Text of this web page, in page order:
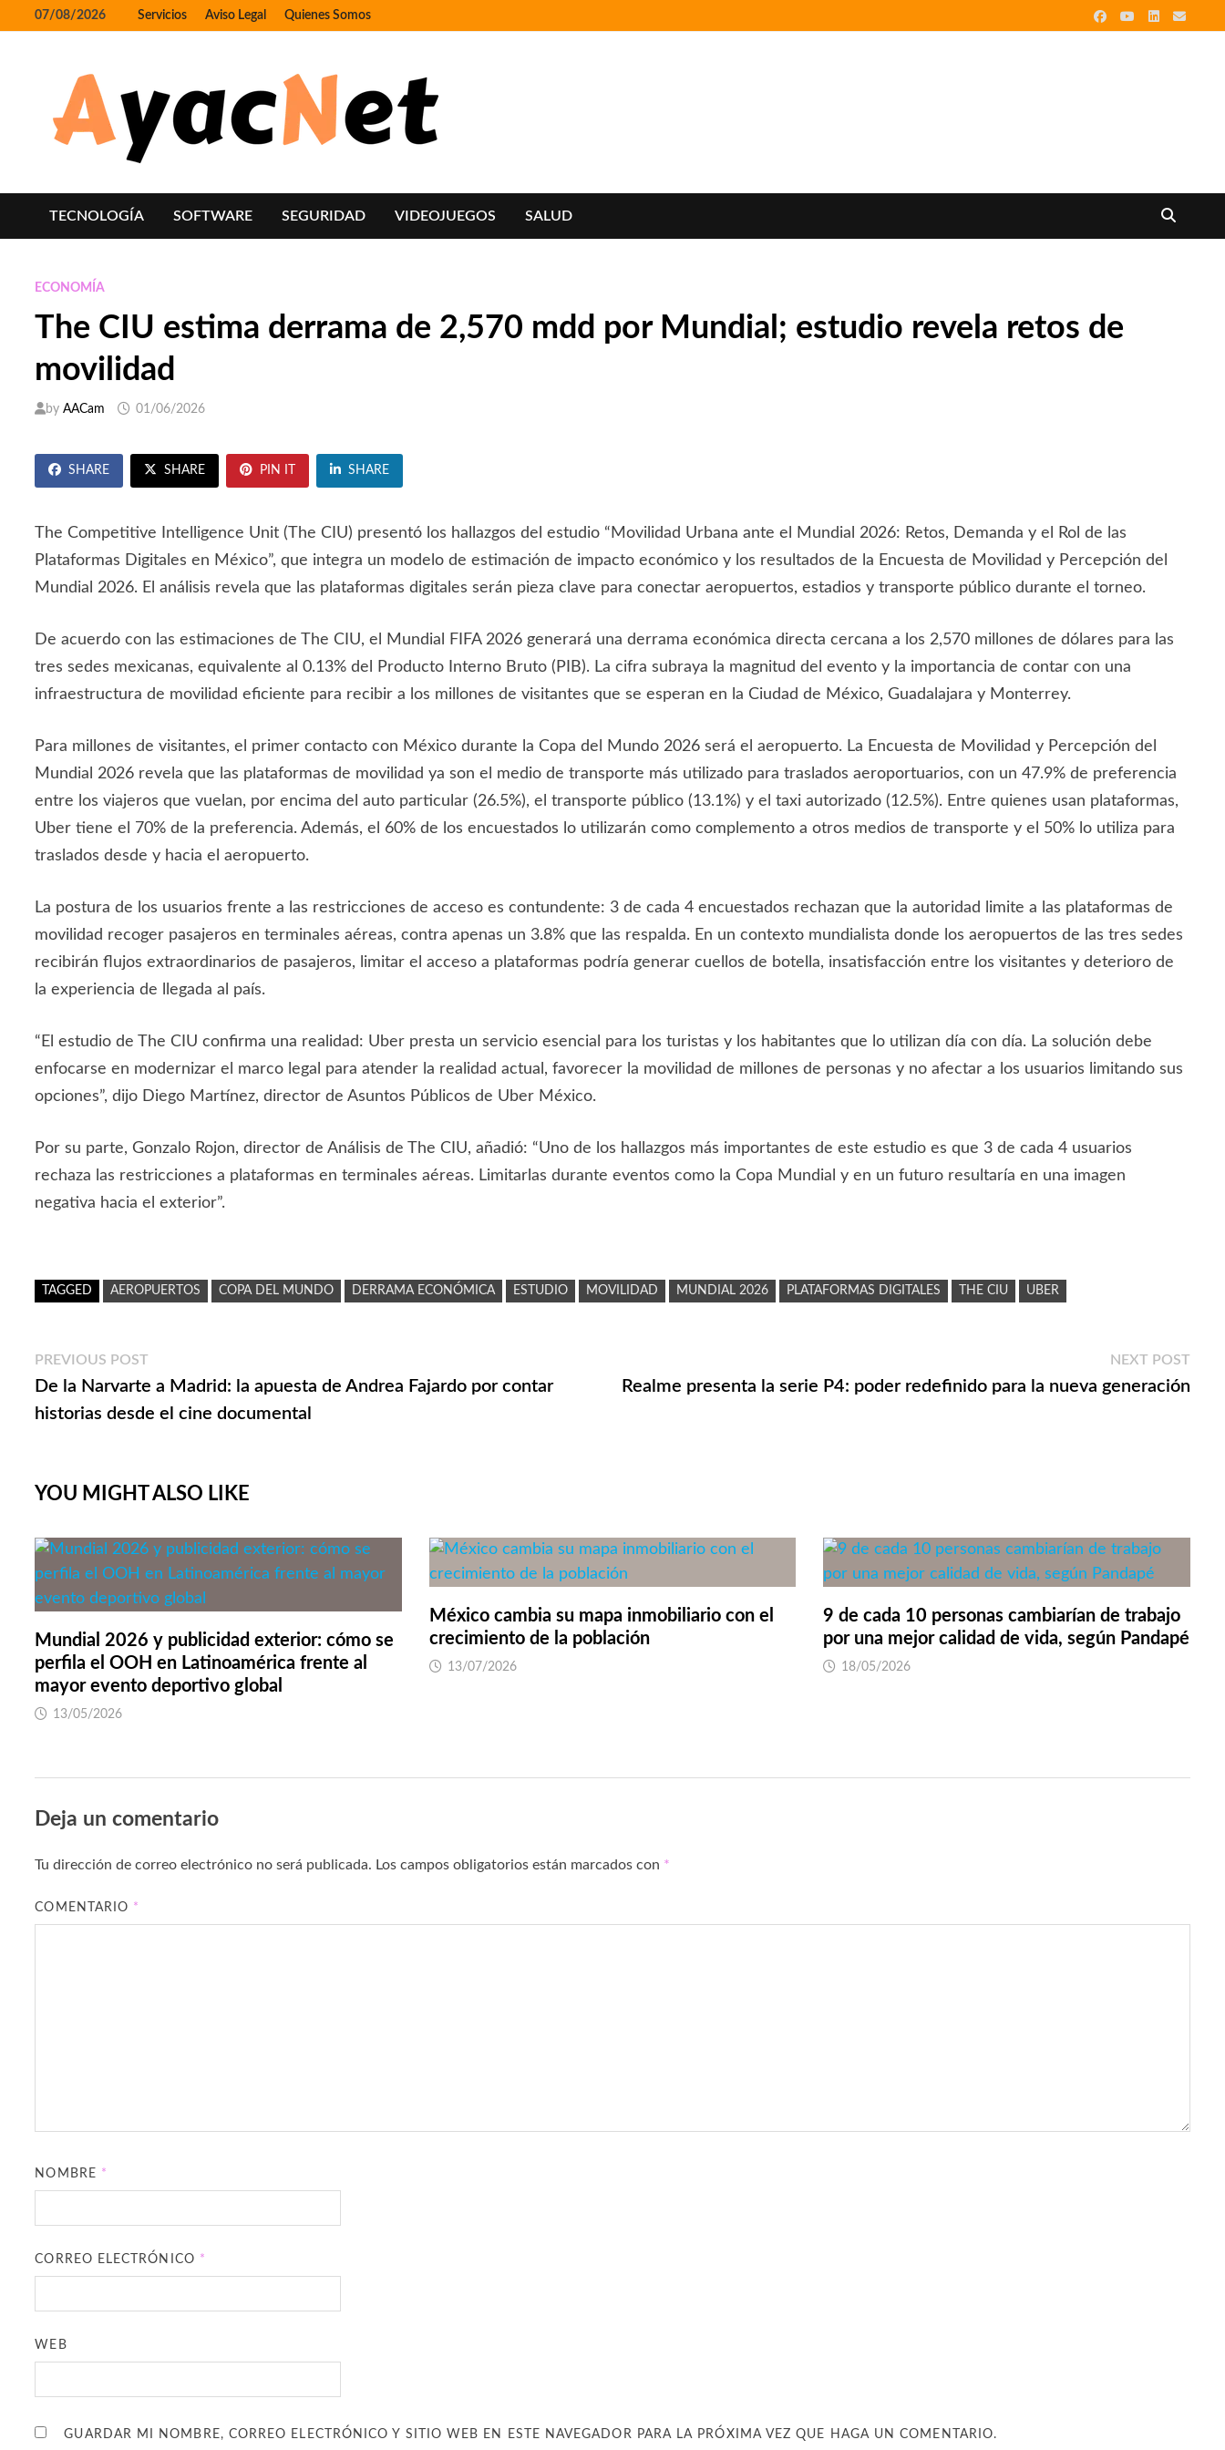
to
07/08/2026 Servicios Aviso Legal Quienes Somos
TECNOLOGÍA SOFTWARE SEGURIDAD VIDEOJUEGOS SALUD
ECONOMÍA
The CIU estima derrama de 2,570 mdd por Mundial; estudio revela retos de
movilidad
byAACam 01/06/2026
SHARE SHARE PIN IT SHARE
The Competitive Intelligence Unit (The CIU) presentó los hallazgos del estudio “Movilidad Urbana ante el Mundial 2026: Retos, Demanda y el Rol de las
Plataformas Digitales en México”, que integra un modelo de estimación de impacto económico y los resultados de la Encuesta de Movilidad y Percepción del
Mundial 2026. El análisis revela que las plataformas digitales serán pieza clave para conectar aeropuertos, estadios y transporte público durante el torneo.
De acuerdo con las estimaciones de The CIU, el Mundial FIFA 2026 generará una derrama económica directa cercana a los 2,570 millones de dólares para las
tres sedes mexicanas, equivalente al 0.13% del Producto Interno Bruto (PIB). La cifra subraya la magnitud del evento y la importancia de contar con una
infraestructura de movilidad eficiente para recibir a los millones de visitantes que se esperan en la Ciudad de México, Guadalajara y Monterrey.
Para millones de visitantes, el primer contacto con México durante la Copa del Mundo 2026 será el aeropuerto. La Encuesta de Movilidad y Percepción del
Mundial 2026 revela que las plataformas de movilidad ya son el medio de transporte más utilizado para traslados aeroportuarios, con un 47.9% de preferencia
entre los viajeros que vuelan, por encima del auto particular (26.5%), el transporte público (13.1%) y el taxi autorizado (12.5%). Entre quienes usan plataformas,
Uber tiene el 70% de la preferencia. Además, el 60% de los encuestados lo utilizarán como complemento a otros medios de transporte y el 50% lo utiliza para
traslados desde y hacia el aeropuerto.
La postura de los usuarios frente a las restricciones de acceso es contundente: 3 de cada 4 encuestados rechazan que la autoridad limite a las plataformas de
movilidad recoger pasajeros en terminales aéreas, contra apenas un 3.8% que las respalda. En un contexto mundialista donde los aeropuertos de las tres sedes
recibirán flujos extraordinarios de pasajeros, limitar el acceso a plataformas podría generar cuellos de botella, insatisfacción entre los visitantes y deterioro de
la experiencia de llegada al país.
“El estudio de The CIU confirma una realidad: Uber presta un servicio esencial para los turistas y los habitantes que lo utilizan día con día. La solución debe
enfocarse en modernizar el marco legal para atender la realidad actual, favorecer la movilidad de millones de personas y no afectar a los usuarios limitando sus
opciones”, dijo Diego Martínez, director de Asuntos Públicos de Uber México.
Por su parte, Gonzalo Rojon, director de Análisis de The CIU, añadió: “Uno de los hallazgos más importantes de este estudio es que 3 de cada 4 usuarios
rechaza las restricciones a plataformas en terminales aéreas. Limitarlas durante eventos como la Copa Mundial y en un futuro resultaría en una imagen
negativa hacia el exterior”.
TAGGED AEROPUERTOS COPA DEL MUNDO DERRAMA ECONÓMICA ESTUDIO MOVILIDAD MUNDIAL 2026 PLATAFORMAS DIGITALES THE CIU UBER
Navegación
de
PREVIOUS POST
post:
De la Narvarte a Madrid: la apuesta de Andrea Fajardo por contar
historias desde el cine documental
NEXT POSTNext
post:
Realme presenta la serie P4: poder redefinido para la nueva generación
YOU MIGHT ALSO LIKE
Mundial 2026 y publicidad exterior: cómo se
perfila el OOH en Latinoamérica frente al
mayor evento deportivo global
13/05/2026
México cambia su mapa inmobiliario con el
crecimiento de la población
13/07/2026
9 de cada 10 personas cambiarían de trabajo
por una mejor calidad de vida, según Pandapé
18/05/2026
Deja un comentario
Tu dirección de correo electrónico no será publicada. Los campos obligatorios están marcados con *
COMENTARIO *
NOMBRE *
CORREO ELECTRÓNICO *
WEB
GUARDAR MI NOMBRE, CORREO ELECTRÓNICO Y SITIO WEB EN ESTE NAVEGADOR PARA LA PRÓXIMA VEZ QUE HAGA UN COMENTARIO.